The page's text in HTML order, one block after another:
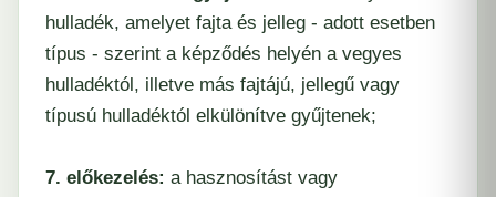
hulladék, amelyet fajta és jelleg - adott esetben
típus - szerint a képződés helyén a vegyes
hulladéktól, illetve más fajtájú, jellegű vagy
típusú hulladéktól elkülönítve gyűjtenek;
7. előkezelés: a hasznosítást vagy